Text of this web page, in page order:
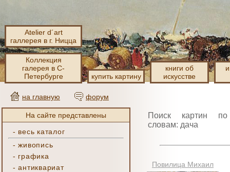
Atelier d´art
галлерея в г. Ницца
Коллекция
галерея в С-
Петербурге
купить картину
книги об
искусстве
на главную форум
На сайте представлены
- весь каталог
-живопись
- графика
-антиквариат
Поиск картин
словам: дача
Повилица Михаил